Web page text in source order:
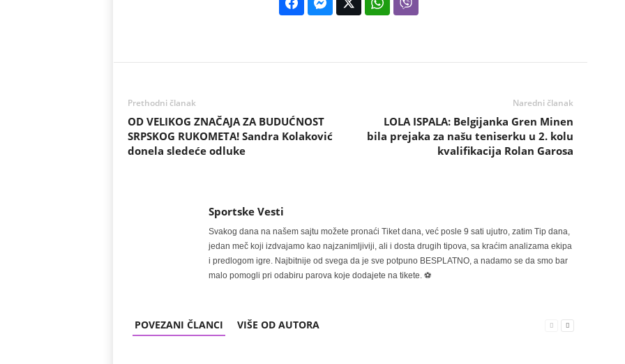
Prethodni članak
OD VELIKOG ZNAČAJA ZA BUDUĆNOST
SRPSKOG RUKOMETA! Sandra Kolaković
donela sledeće odluke
Naredni članak
LOLA ISPALA: Belgijanka Gren Minen
bila prejaka za našu teniserku u 2. kolu
kvalifikacija Rolan Garosa
Sportske Vesti
Svakog dana na našem sajtu možete pronaći Tiket dana, već posle 9 sati ujutro, zatim Tip dana,
jedan meč koji izdvajamo kao najzanimljiviji, ali i dosta drugih tipova, sa kraćim analizama ekipa
i predlogom igre. Najbitnije od svega da je sve potpuno BESPLATNO, a nadamo se da smo bar
malo pomogli pri odabiru parova koje dodajete na tikete. ⚽
POVEZANI ČLANCI VIŠE OD AUTORA